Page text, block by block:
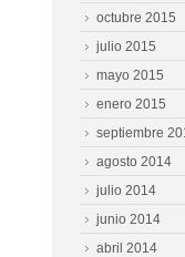
octubre 2015
julio 2015
mayo 2015
enero 2015
septiembre
agosto 2014
julio 2014
junio 2014
abril 2014